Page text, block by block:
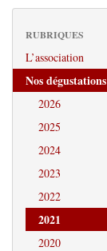
RUBRIQUES
L’association
Nos dégustations
2026
2025
2024
2023
2022
2021
2020